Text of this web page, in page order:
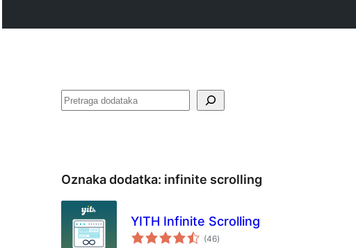
Pretraga
Oznaka dodatka: infinite scrolling
YITH Infinite Scrolling
(46ukupna
ocijena
)